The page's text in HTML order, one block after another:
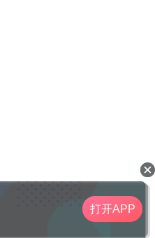
打开APP